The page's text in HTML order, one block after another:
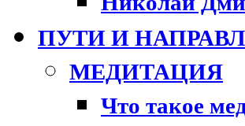
ПУТИ И
МЕДИТАЦИЯ
Что такое